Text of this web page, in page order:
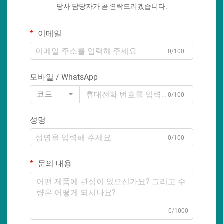
당사 담당자가 곧 연락드리겠습니다.
이메일
0/100
모바일 / WhatsApp
코드
0/100
성명
0/100
문의 내용
0/1000